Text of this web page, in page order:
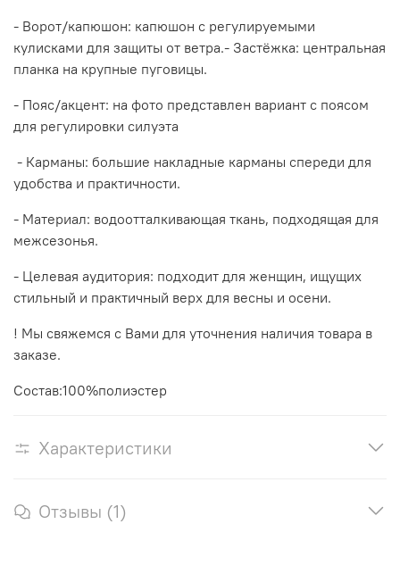
- Ворот/капюшон: капюшон с регулируемыми
кулисками для защиты от ветра.- Застёжка: центральная
планка на крупные пуговицы.
- Пояс/акцент: на фото представлен вариант с поясом
для регулировки силуэта
- Карманы: большие накладные карманы спереди для
удобства и практичности.
- Материал: водоотталкивающая ткань, подходящая для
межсезонья.
- Целевая аудитория: подходит для женщин, ищущих
стильный и практичный верх для весны и осени.
! Мы свяжемся с Вами для уточнения наличия товара в
заказе.
Состав:100%полиэстер
Характеристики
Отзывы (1)